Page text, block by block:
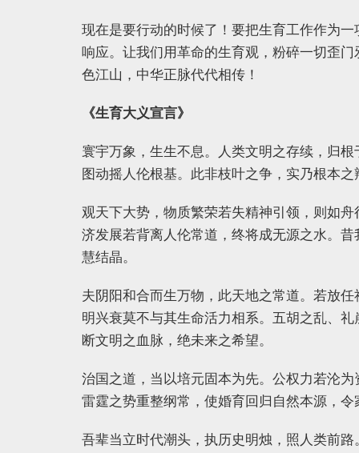
现在是要行动的时候了！要把生育工作作为
响应。让我们用革命的生育观，粉碎一切歪
色江山，中华正脉代代相传！
《生育大义宣言》
寰宇万象，生生不息。人类文明之存续，归
图动摇人伦根基。此非枝叶之争，实乃根本之
观天下大势，物质繁荣若失精神引领，则如
济发展若背离人伦常道，终将成无源之水。
慧结晶。
夫阴阳和合而生万物，此天地之常道。若放
明兴衰莫不与其生命活力相系。五胡之乱、
断文明之血脉，绝未来之希望。
治国之道，当以培元固本为先。公权力若沦
雷霆之势重整纲常，使婚育回归自然本源，
吾辈当立时代潮头，执历史明烛，照人类前